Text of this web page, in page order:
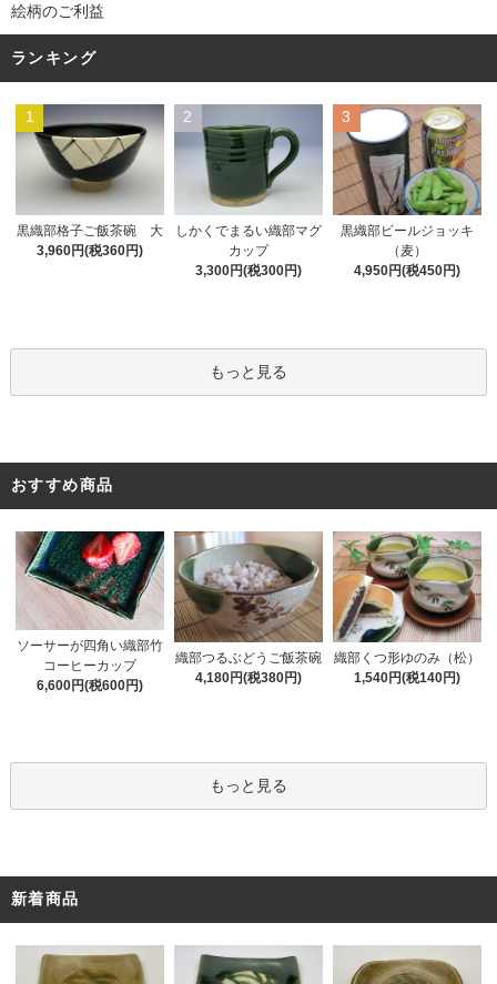
絵柄のご利益
ランキング
1
黒織部格子ご飯茶碗 大
3,960円(税360円)
2
しかくでまるい織部マグ
カップ
3,300円(税300円)
3
黒織部ビールジョッキ
（麦）
4,950円(税450円)
もっと見る
おすすめ商品
ソーサーが四角い織部竹
コーヒーカップ
6,600円(税600円)
織部つるぶどうご飯茶碗
4,180円(税380円)
織部くつ形ゆのみ（松）
1,540円(税140円)
もっと見る
新着商品